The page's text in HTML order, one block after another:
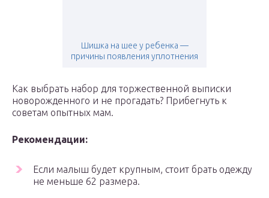
Шишка на шее у ребенка —
причины появления уплотнения
Как выбрать набор для торжественной выписки
новорожденного и не прогадать? Прибегнуть к
советам опытных мам.
Рекомендации:
Если малыш будет крупным, стоит брать одежду
не меньше 62 размера.